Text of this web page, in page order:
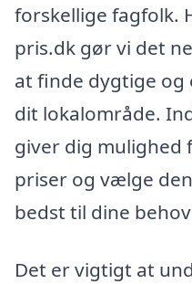
forskellige fagfolk.
pris.dk gør vi det
at finde dygtige
dit lokalområde.
giver dig mulighed
priser og vælge
bedst til dine
Det er vigtigt at